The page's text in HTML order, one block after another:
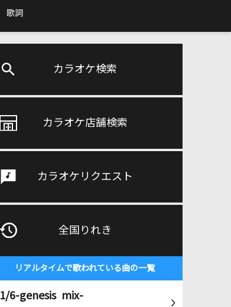
歌詞
カラオケ検索
カラオケ店舗検索
カラオケリクエスト
全国りれき
リアルタイムで歌われている曲の一覧
1/6-genesis mix-